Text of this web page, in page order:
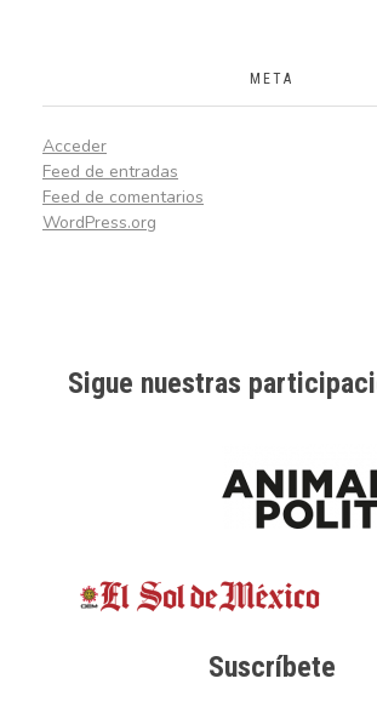
META
Acceder
Feed de entradas
Feed de comentarios
WordPress.org
Sigue nuestras
Suscríbete